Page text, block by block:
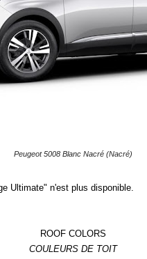
Peugeot 5008 Blanc Nacré (Nacré)
Ultimate" n'est plus disponible.
ROOF COLORS
COULEURS DE TOIT